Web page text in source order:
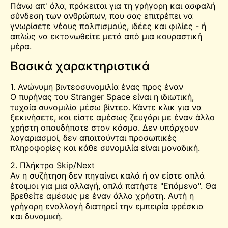
Πάνω απ' όλα, πρόκειται για τη γρήγορη και ασφαλή
σύνδεση των ανθρώπων, που σας επιτρέπει να
γνωρίσετε νέους πολιτισμούς, ιδέες και φιλίες - ή
απλώς να εκτονωθείτε μετά από μια κουραστική
μέρα.
Βασικά χαρακτηριστικά
1. Ανώνυμη βιντεοσυνομιλία ένας προς έναν
Ο πυρήνας του Stranger Space είναι η ιδιωτική,
τυχαία συνομιλία μέσω βίντεο. Κάντε κλικ για να
ξεκινήσετε, και είστε αμέσως ζευγάρι με έναν άλλο
χρήστη οπουδήποτε στον κόσμο. Δεν υπάρχουν
λογαριασμοί, δεν απαιτούνται προσωπικές
πληροφορίες και κάθε συνομιλία είναι μοναδική.
2. Πλήκτρο Skip/Next
Αν η συζήτηση δεν πηγαίνει καλά ή αν είστε απλά
έτοιμοι για μια αλλαγή, απλά πατήστε "Επόμενο". Θα
βρεθείτε αμέσως με έναν άλλο χρήστη. Αυτή η
γρήγορη εναλλαγή διατηρεί την εμπειρία φρέσκια
και δυναμική.